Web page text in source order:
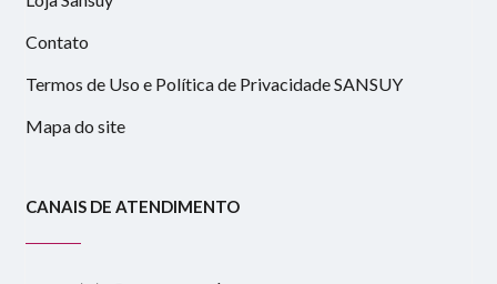
Contato
Termos de Uso e Política de Privacidade SANSUY
Mapa do site
CANAIS DE ATENDIMENTO